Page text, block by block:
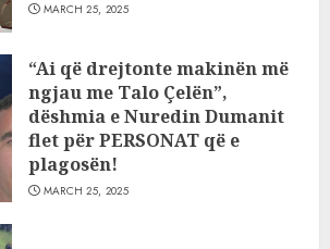
MARCH 25, 2025
“Ai që drejtonte makinën më
ngjau me Talo Çelën”,
dëshmia e Nuredin Dumanit
flet për PERSONAT që e
plagosën!
MARCH 25, 2025